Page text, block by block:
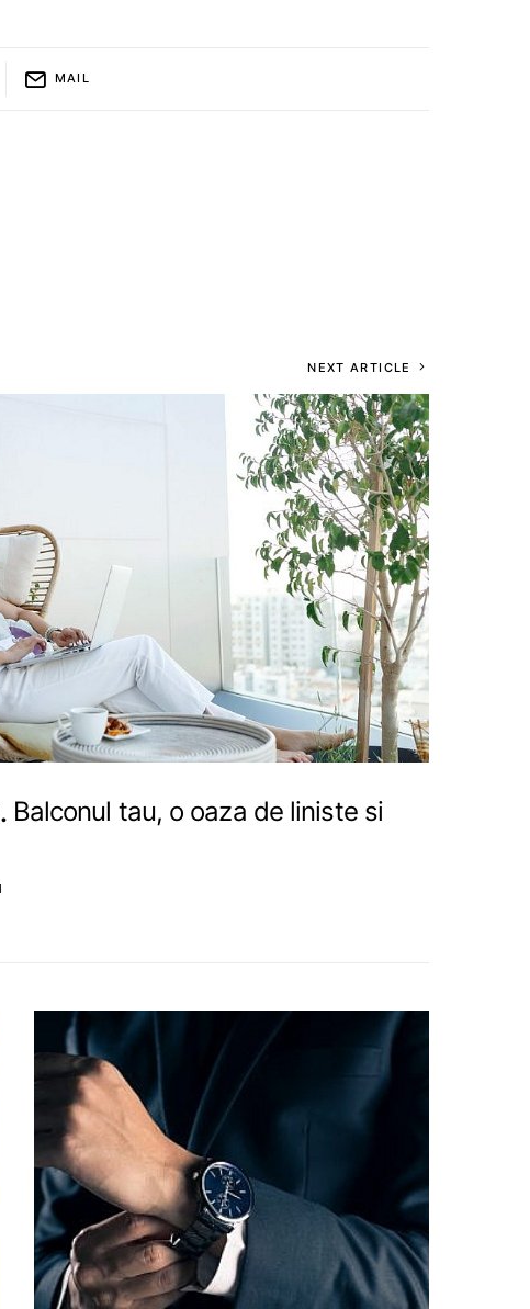
MAIL
NEXT ARTICLE
Balconul tau, o oaza de liniste si